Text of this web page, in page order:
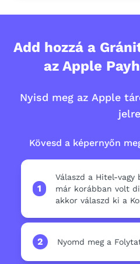
Add hozzá a
az Apple
Nyisd meg az Apple
Kövesd a képernyőn
1
Válaszd a Hitel-
már korábban volt
akkor válaszd ki a
2 Nyomd meg a